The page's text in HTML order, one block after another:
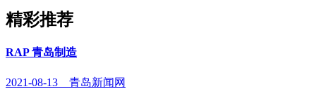
精彩推荐
RAP 青岛制造
2021-08-13 青岛新闻网